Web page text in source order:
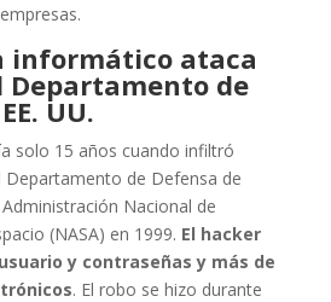
informático ataca
Departamento de
UU.
solo 15 años cuando infiltró
de Defensa de
Nacional de
(NASA) en 1999. El hacker
y contraseñas y más de
. El robo se hizo durante